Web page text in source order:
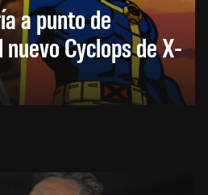
a punto de
Cyclops de X-